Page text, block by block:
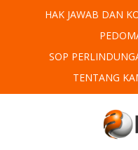
HAK JAWAB DAN
SOP
TENTANG